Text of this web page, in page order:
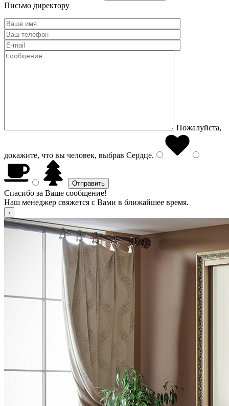
Письмо директору
Пожалуйста,
докажите, что вы человек, выбрав Сердце.
Спасибо за Ваше сообщение!
Наш менеджер свяжется с Вами в ближайшее время.